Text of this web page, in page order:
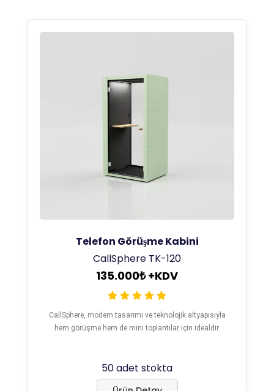
Telefon Görüşme Kabini
CallSphere TK-120
135.000₺ +KDV
CallSphere, modern tasarımı ve teknolojik altyapısıyla
hem görüşme hem de mini toplantılar için idealdir.
50 adet stokta